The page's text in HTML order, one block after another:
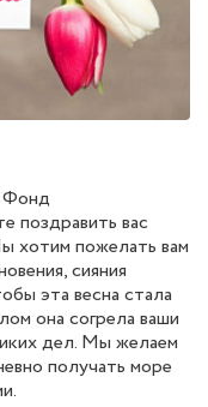
Фонд
поздравить вас
пожелать вам
сияния
эта весна стала
она согрела ваши
дел. Мы желаем
получать море